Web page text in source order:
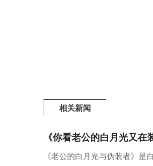
相关新闻
《你看老公的白月光又
《老公的白月光与伪装者》